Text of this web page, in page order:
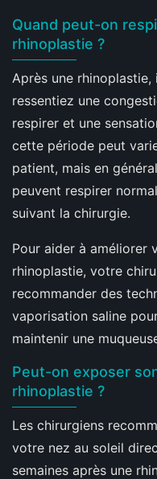
Quand peut-on
rhinoplastie ?
Après une
ressentiez une
respirer et une
cette période peut
patient, mais en
peuvent respirer
suivant la chirurgie.
Pour aider à améliorer
rhinoplastie, votre
recommander des
vaporisation saline
maintenir une
Peut-on exposer
rhinoplastie ?
Les chirurgiens
votre nez au soleil
semaines après une